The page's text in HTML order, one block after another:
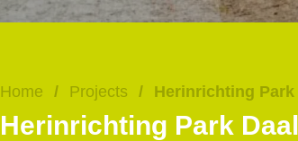
Home / Projects / Herinrichting Park
Herinrichting Park